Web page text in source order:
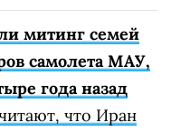
митинг семей
самолета МАУ,
года назад
что Иран